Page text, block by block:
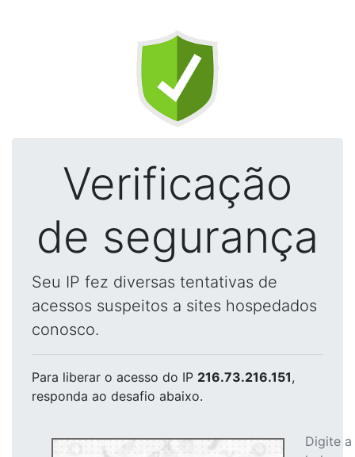
Verificação
de segurança
Seu IP fez diversas tentativas de
acessos suspeitos a sites hospedados
conosco.
Para liberar o acesso do IP 216.73.216.151,
responda ao desafio abaixo.
Digite